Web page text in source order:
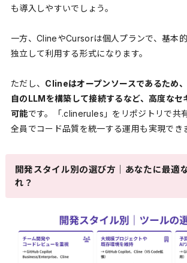
も導入しやすいでしょう。
一方、ClineやCursorは個人プランで、基本
独立して利用する形式になります。
ただし、 Clineはオープンソースであるため
自のLLMを構築して接続するなど、高度なセ
可能です。「.clinerules」をリポジトリで共
全員でコード品質を統一する運用も実現でき
開発スタイル別の選び方｜あなたに最適
れ？